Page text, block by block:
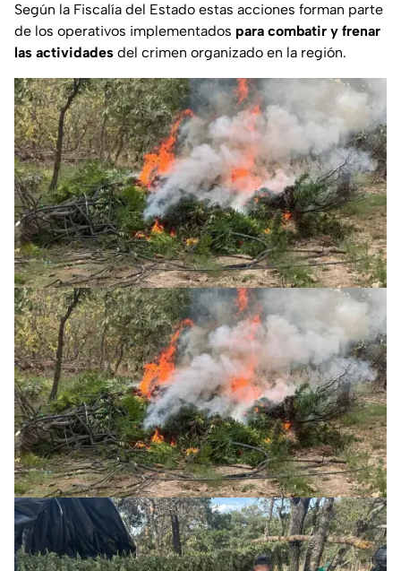
Según la Fiscalía del Estado estas acciones forman parte
de los operativos implementados para combatir y frenar
las actividades del crimen organizado en la región.